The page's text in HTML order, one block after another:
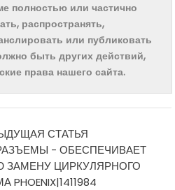
полностью или частично
распространять,
или публиковать
быть других действий,
права нашего сайта.
СТАТЬЯ
- ОБЕСПЕЧИВАЕТ
ЦИРКУЛЯРНОГО
PHOENIX|1411984